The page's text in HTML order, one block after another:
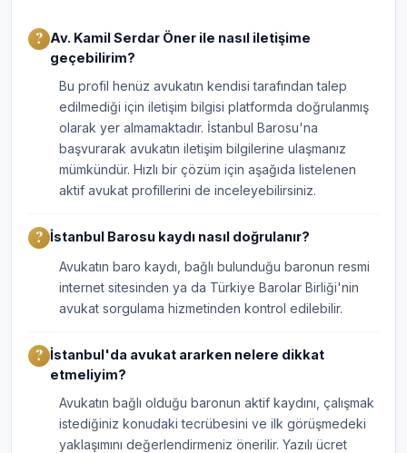
Av. Kamil Serdar Öner ile nasıl iletişime
geçebilirim?
Bu profil henüz avukatın kendisi tarafından talep
edilmediği için iletişim bilgisi platformda doğrulanmış
olarak yer almamaktadır. İstanbul Barosu'na
başvurarak avukatın iletişim bilgilerine ulaşmanız
mümkündür. Hızlı bir çözüm için aşağıda listelenen
aktif avukat profillerini de inceleyebilirsiniz.
İstanbul Barosu kaydı nasıl doğrulanır?
Avukatın baro kaydı, bağlı bulunduğu baronun resmi
internet sitesinden ya da Türkiye Barolar Birliği'nin
avukat sorgulama hizmetinden kontrol edilebilir.
İstanbul'da avukat ararken nelere dikkat
etmeliyim?
Avukatın bağlı olduğu baronun aktif kaydını, çalışmak
istediğiniz konudaki tecrübesini ve ilk görüşmedeki
yaklaşımını değerlendirmeniz önerilir. Yazılı ücret